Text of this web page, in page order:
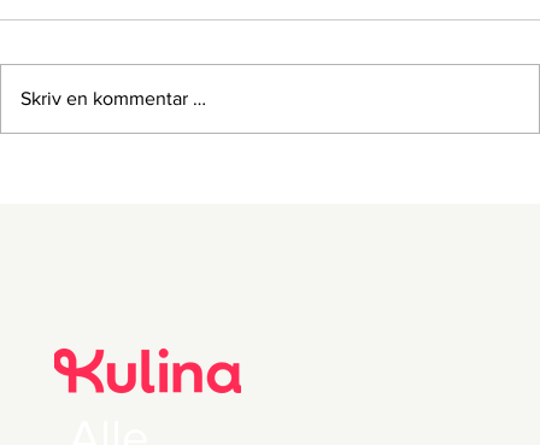
Skriv en kommentar …